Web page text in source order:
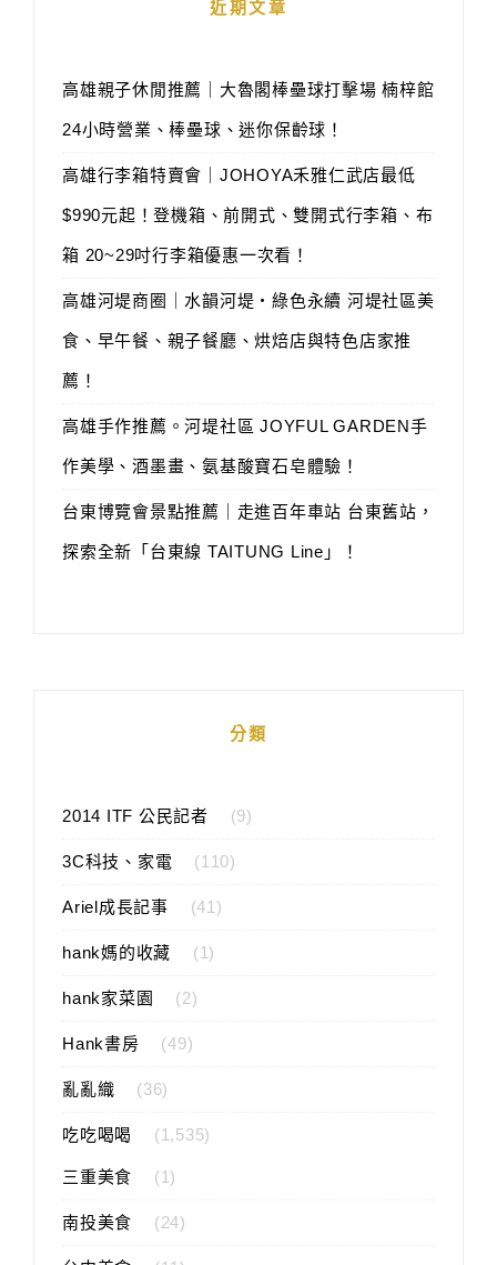
近期文章
高雄親子休閒推薦｜大魯閣棒壘球打擊場 楠梓館
24小時營業、棒壘球、迷你保齡球！
高雄行李箱特賣會｜JOHOYA禾雅仁武店最低
$990元起！登機箱、前開式、雙開式行李箱、布
箱 20~29吋行李箱優惠一次看！
高雄河堤商圈｜水韻河堤‧綠色永續 河堤社區美
食、早午餐、親子餐廳、烘焙店與特色店家推
薦！
高雄手作推薦。河堤社區 JOYFUL GARDEN手
作美學、酒墨畫、氨基酸寶石皂體驗！
台東博覽會景點推薦｜走進百年車站 台東舊站，
探索全新「台東線 TAITUNG Line」！
分類
2014 ITF 公民記者 (9)
3C科技、家電 (110)
Ariel成長記事 (41)
hank媽的收藏 (1)
hank家菜園 (2)
Hank書房 (49)
亂亂織 (36)
吃吃喝喝 (1,535)
三重美食 (1)
南投美食 (24)